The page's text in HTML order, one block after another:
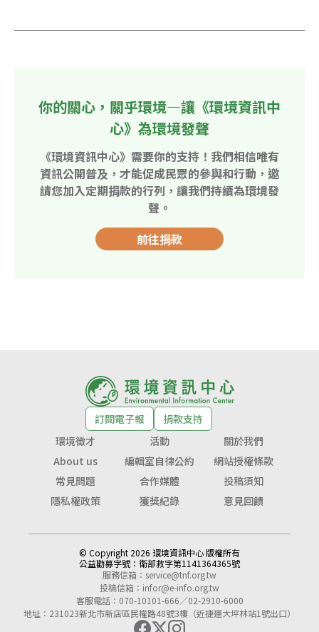
你的關心，關乎環境—讓《環境資訊中
心》為環境發聲
《環境資訊中心》需要你的支持！我們相信唯有
資訊公開普及，才能促成民眾的參與和行動，邀
請您加入定期捐款的行列，讓我們持續為環境發
聲。
前往捐款
訂閱電子報
捐款支持
環境徵才
活動
關於我們
About us
編輯室自律公約
網站授權條款
常見問題
合作媒體
投稿須知
隱私權政策
獲獎紀錄 意見回饋
© Copyright 2026 環境資訊中心 版權所有
公益勸募字號： 衛部救字第1141364365號
服務信箱： service@tnf.org.tw
投稿信箱： infor@e-info.org.tw
客服電話：070-10101-666／02-2910-6000
地址：231023新北市新店區民權路48號3樓（近捷運大坪林站1號出口）